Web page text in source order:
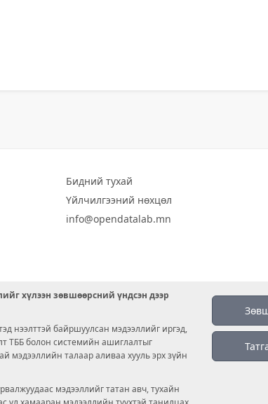
Бидний тухай
Үйлчилгээний нөхцөл
info@opendatalab.mn
хүлээн зөвшөөрсний үндсэн дээр
нээлттэй байршуулсан мэдээллийг иргэд,
ТББ болон системийн ашиглалтыг
мэдээллийн талаар аливаа хууль эрх зүйн
мэдээллийг татан авч, тухайн